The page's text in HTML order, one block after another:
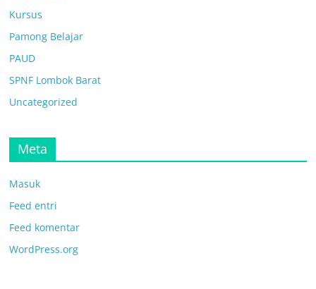
Kursus
Pamong Belajar
PAUD
SPNF Lombok Barat
Uncategorized
Meta
Masuk
Feed entri
Feed komentar
WordPress.org